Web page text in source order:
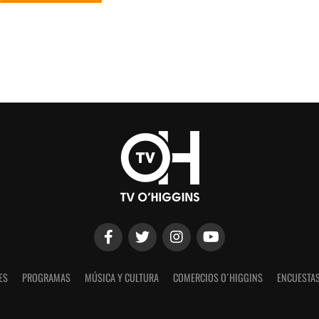
PROGRAMAS MÚSICA Y CULTURA COMERCIOS O´HIGGINS